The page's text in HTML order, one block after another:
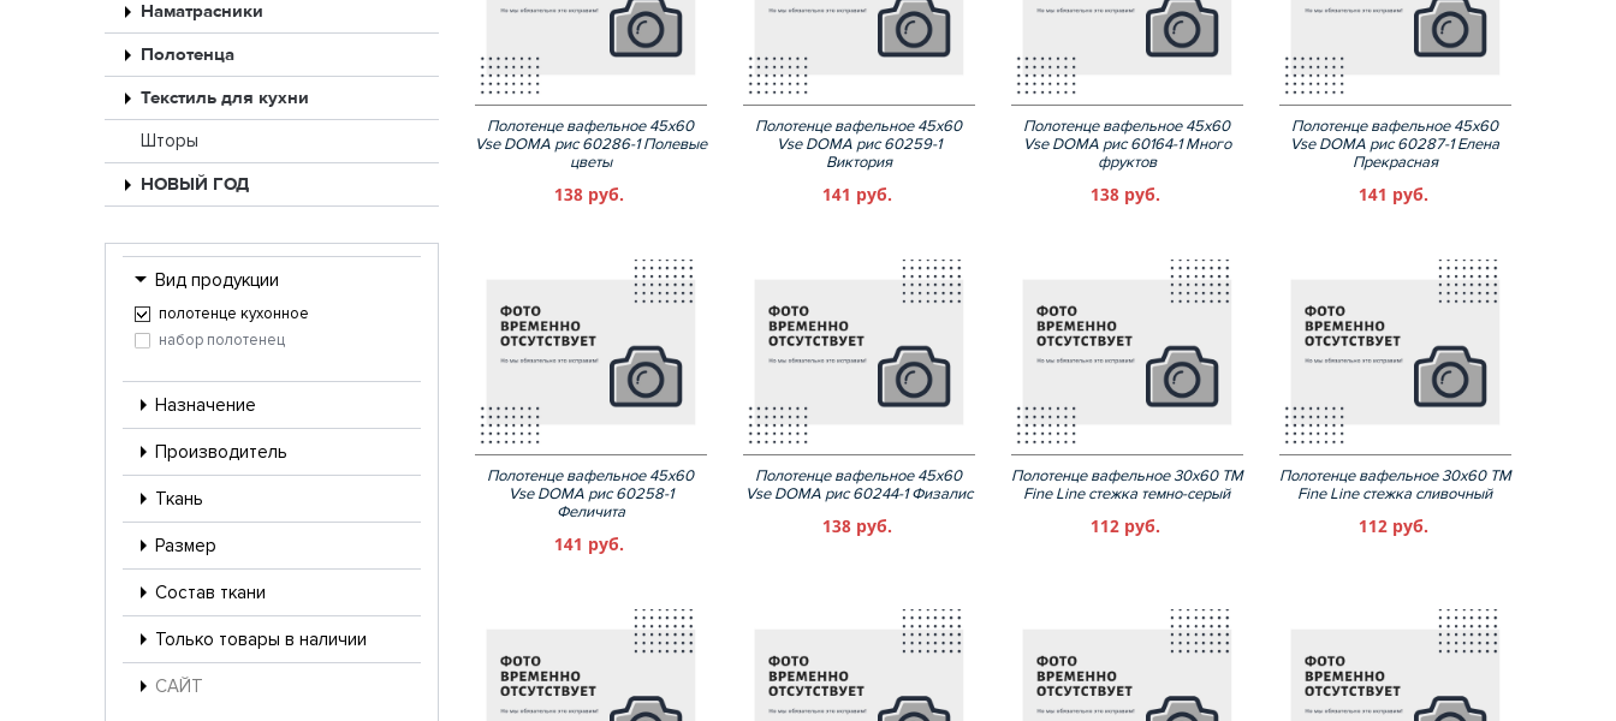
Наматрасники
Полотенца
Текстиль для кухни
Шторы
НОВЫЙ ГОД
Вид продукции
полотенце кухонное
набор полотенец
Назначение
Производитель
Ткань
Размер
Состав ткани
Только товары в наличии
САЙТ
Полотенце вафельное 45х60
Vse DOMA рис 60286-1 Полевые
цветы
138 руб.
Полотенце вафельное 45х60
Vse DOMA рис 60259-1
Виктория
141 руб.
Полотенце вафельное 45х60
Vse DOMA рис 60164-1 Много
фруктов
138 руб.
Полотенце вафельное 45х60
Vse DOMA рис 60287-1 Елена
Прекрасная
141 руб.
Полотенце вафельное 45х60
Vse DOMA рис 60258-1
Феличита
141 руб.
Полотенце вафельное 45х60
Vse DOMA рис 60244-1 Физалис
138 руб.
Полотенце вафельное 30х60 ТМ
Fine Line стежка темно-серый
112 руб.
Полотенце вафельное 30х60 ТМ
Fine Line стежка сливочный
112 руб.